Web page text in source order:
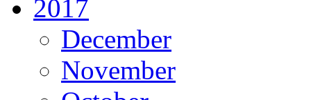
2017
December
November